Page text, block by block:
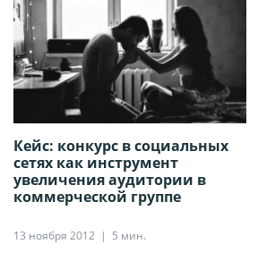
Кейс: конкурс в социальных
сетях как инструмент
увеличения аудитории в
коммерческой группе
13 ноября 2012 5 мин.